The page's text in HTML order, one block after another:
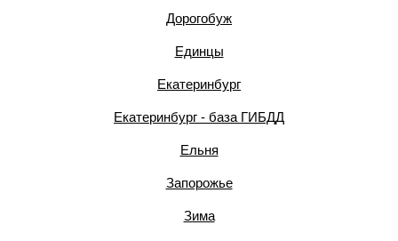
Дорогобуж
Единцы
Екатеринбург
Екатеринбург - база ГИБДД
Ельня
Запорожье
Зима